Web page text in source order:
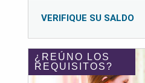
VERIFIQUE SU SALDO
¿REÚNO LOS
REQUISITOS?